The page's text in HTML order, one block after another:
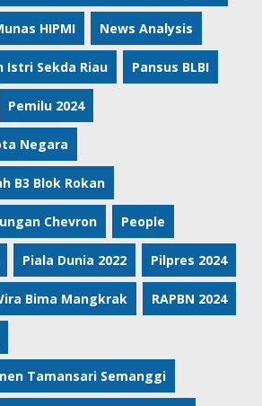
HIPMI News Analysis
Istri Sekda Riau Pansus BLBI
Pemilu 2024
Negara
B3 Blok Rokan
Chevron People
Piala Dunia 2022 Pilpres 2024
Bima Mangkrak RAPBN 2024
Tamansari Semanggi